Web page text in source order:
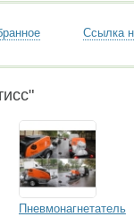
Ссылка
Пневмонагнетатель